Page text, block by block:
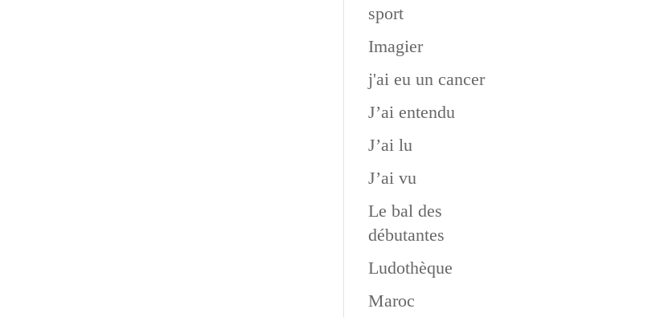
sport
Imagier
j'ai eu un cancer
J’ai entendu
J’ai lu
J’ai vu
Le bal des
débutantes
Ludothèque
Maroc